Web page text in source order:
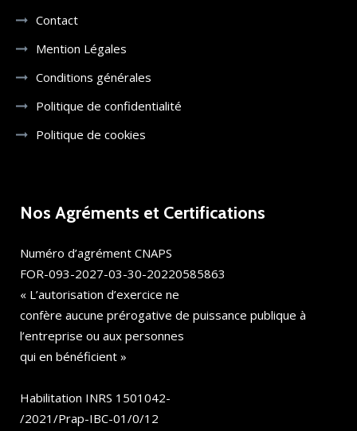
Contact
Mention Légales
Conditions générales
Politique de confidentialité
Politique de cookies
Nos Agréments et Certifications
Numéro d’agrément CNAPS
FOR-093-2027-03-30-20220585863
« L’autorisation d’exercice ne
confère aucune prérogative de puissance publique à
l’entreprise ou aux personnes
qui en bénéficient »
Habilitation INRS 1501042-
/2021/Prap-IBC-01/0/12